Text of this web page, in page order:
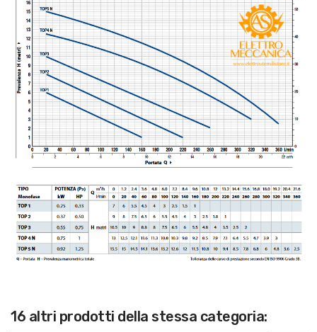
16 altri prodotti della stessa categoria: